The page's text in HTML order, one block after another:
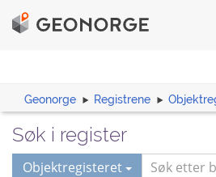
Geonorge Registrene
Søk i register
Objektregisteret